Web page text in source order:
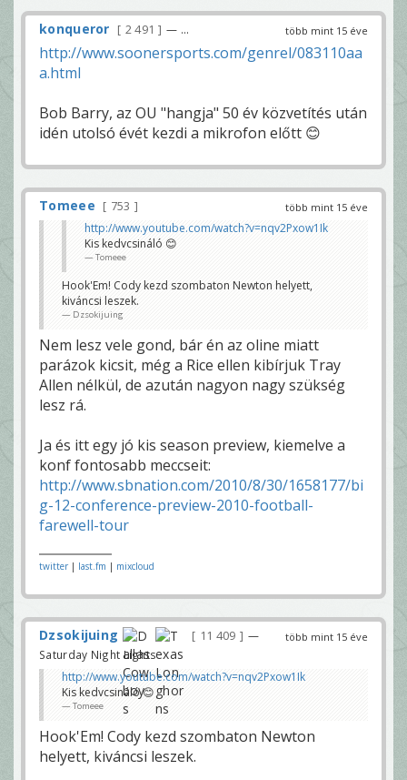
több mint 15 éve
konqueror 2 491 — ...
http://www.soonersports.com/genrel/083110aa
a.html
Bob Barry, az OU "hangja" 50 év közvetítés után
idén utolsó évét kezdi a mikrofon előtt 😊
több mint 15 éve
Tomeee
753
http://www.youtube.com/watch?v=nqv2Pxow1Ik
Kis kedvcsináló 😊
Tomeee
Hook'Em! Cody kezd szombaton Newton helyett,
kiváncsi leszek.
Dzsokijuing
Nem lesz vele gond, bár én az oline miatt
parázok kicsit, még a Rice ellen kibírjuk Tray
Allen nélkül, de azután nagyon nagy szükség
lesz rá.
Ja és itt egy jó kis season preview, kiemelve a
konf fontosabb meccseit:
http://www.sbnation.com/2010/8/30/1658177/bi
g-12-conference-preview-2010-football-
farewell-tour
twitter | last.fm | mixcloud
több mint 15 éve
Dzsokijuing 11 409
—
Saturday Night Lights
http://www.youtube.com/watch?v=nqv2Pxow1Ik
Kis kedvcsináló 😊
Tomeee
Hook'Em! Cody kezd szombaton Newton
helyett, kiváncsi leszek.